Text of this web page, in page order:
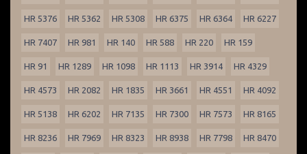
HR 5376 HR 5362 HR 5308 HR 6375 HR 6364 HR 6227
HR 7407 HR 981 HR 140 HR 588 HR 220 HR 159
HR 91 HR 1289 HR 1098 HR 1113 HR 3914 HR 4329
HR 4573 HR 2082 HR 1835 HR 3661 HR 4551 HR 4092
HR 5138 HR 6202 HR 7135 HR 7300 HR 7573 HR 8165
HR 8236 HR 7969 HR 8323 HR 8938 HR 7798 HR 8470